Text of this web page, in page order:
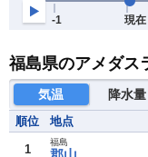
福島県のアメダス
気温 降水量
順位 地点
1 福島